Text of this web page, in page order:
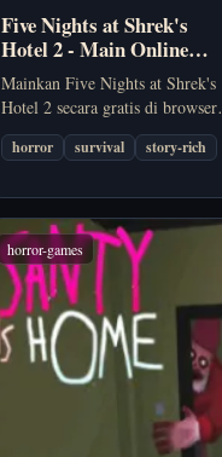
Five Nights at Shrek's
Hotel 2 - Main Online
Gratis
Mainkan Five Nights at Shrek's
Hotel 2 secara gratis di browser.
Five Nights at Shrek's Hotel 2
adalah game horor survival
ritme malam yang tegang, dan
ancaman yang harus dipantau
terus.
horror survival story-rich
horror-games